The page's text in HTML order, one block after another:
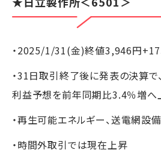
・2025/1/31(金)終値3,946円
・31日取引終了後に発表の決算
利益予想を前年同期比3.4％増へ
・再生可能エネルギー、送電網設
・時間外取引では現在上昇